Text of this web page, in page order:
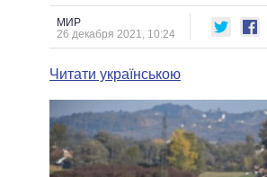
ОБЗОРЫ
ДАЙДЖЕСТЫ
ПРЕЗИДЕНТ И ОФИС
ВЕРХОВНАЯ РАДА
МЭРЫ
ВСЕ ПЕРСОНЫ
ВИДЕО
СРАВНЕНИЕ
МИР
26 декабря 2021, 10:24
Читати українською